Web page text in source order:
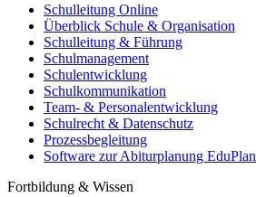
Schulleitung Online
Überblick Schule & Organisation
Schulleitung & Führung
Schulmanagement
Schulentwicklung
Schulkommunikation
Team- & Personalentwicklung
Schulrecht & Datenschutz
Prozessbegleitung
Software zur Abiturplanung EduPlan
Fortbildung & Wissen